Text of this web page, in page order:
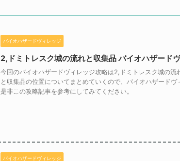
バイオハザードヴィレッジ
2,ドミトレスク城の流れと収集品 バイオハザード
今回のバイオハザードヴィレッジ攻略は2,ドミトレスク城の流
と収集品の位置についてまとめていくので、バイオハザード
是非この攻略記事を参考にしてみてください。
バイオハザードヴィレッジ